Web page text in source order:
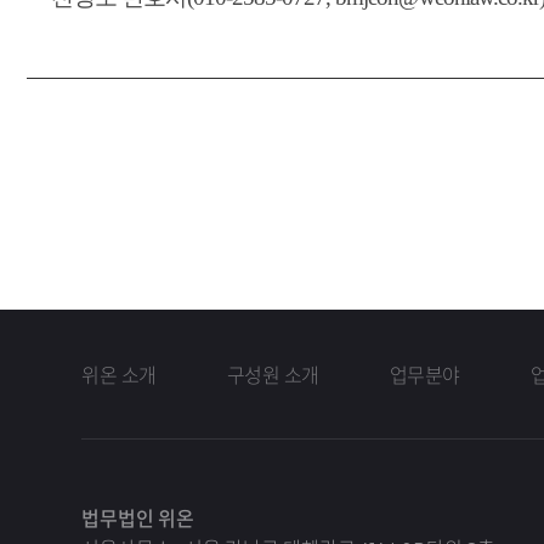
위온 소개 구성원 소개 업무분야
법무법인 위온